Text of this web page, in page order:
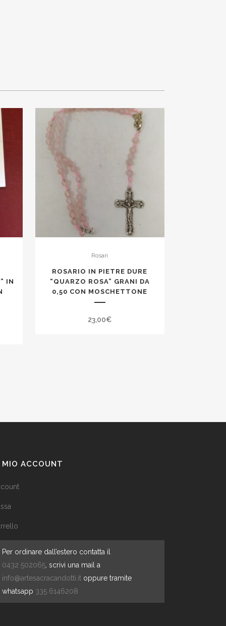
IN
Rosari
ROSARIO IN PIETRE DURE
“QUARZO ROSA” GRANI DA
0,50 CON MOSCHETTONE
23,00€
MIO ACCOUNT
Per ordinare dall’estero contatta il
0432 502065, scrivi una mail a
info@artesacracandotti.it oppure tramite
whatsapp 335 6146208